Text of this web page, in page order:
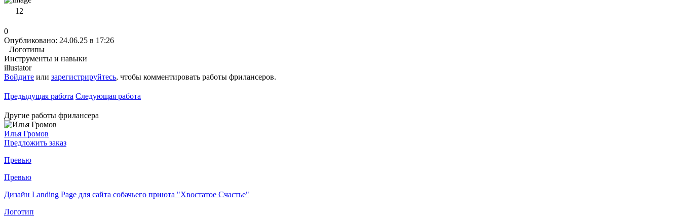
12
0
Опубликовано: 24.06.25 в 17:26
Логотипы
Инструменты и навыки
illustator
Войдите или зарегистрируйтесь, чтобы комментировать работы фрилансеров.
Предыдущая работа Следующая работа
Другие работы фрилансера
Илья Громов
Предложить заказ
Превью
Превью
Дизайн Landing Page для сайта собачьего приюта "Хвостатое Счастье"
Логотип